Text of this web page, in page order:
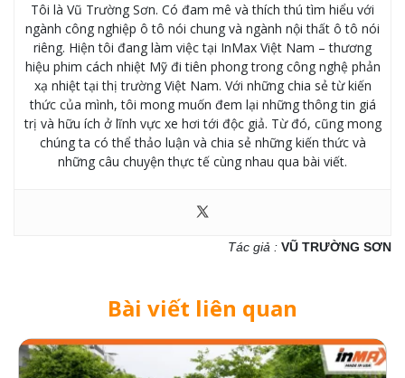
Tôi là Vũ Trường Sơn. Có đam mê và thích thú tìm hiểu với
ngành công nghiệp ô tô nói chung và ngành nội thất ô tô nói
riêng. Hiện tôi đang làm việc tại InMax Việt Nam – thương
hiệu phim cách nhiệt Mỹ đi tiên phong trong công nghệ phản
xạ nhiệt tại thị trường Việt Nam. Với những chia sẻ từ kiến
thức của mình, tôi mong muốn đem lại những thông tin giá
trị và hữu ích ở lĩnh vực xe hơi tới độc giả. Từ đó, cũng mong
chúng ta có thể thảo luận và chia sẻ những kiến thức và
những câu chuyện thực tế cùng nhau qua bài viết.
Tác giả : VŨ TRƯỜNG SƠN
Bài viết liên quan